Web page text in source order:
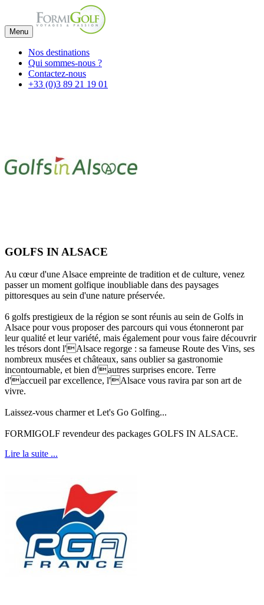
Menu
Nos destinations
Qui sommes-nous ?
Contactez-nous
+33 (0)3 89 21 19 01
GOLFS IN ALSACE
Au cœur d'une Alsace empreinte de tradition et de culture, venez
passer un moment golfique inoubliable dans des paysages
pittoresques au sein d'une nature préservée.
6 golfs prestigieux de la région se sont réunis au sein de Golfs in
Alsace pour vous proposer des parcours qui vous étonneront par
leur qualité et leur variété, mais également pour vous faire découvrir
les trésors dont l'Alsace regorge : sa fameuse Route des Vins, ses
nombreux musées et châteaux, sans oublier sa gastronomie
incontournable, et bien d'autres surprises encore. Terre
d'accueil par excellence, l'Alsace vous ravira par son art de
vivre.
Laissez-vous charmer et Let's Go Golfing...
FORMIGOLF revendeur des packages GOLFS IN ALSACE.
Lire la suite ...